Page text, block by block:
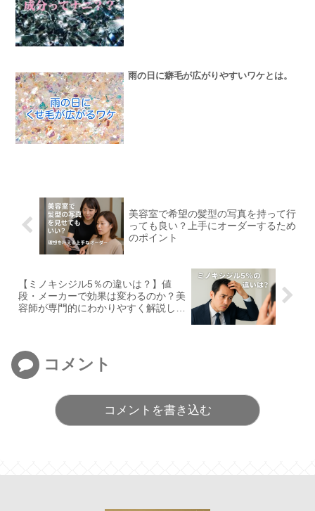
雨の日に癖毛が広がりやすいワケとは。
美容室で希望の髪型の写真を持って行
っても良い？上手にオーダーするため
のポイント
【ミノキシジル5％の違いは？】値
段・メーカーで効果は変わるのか？美
容師が専門的にわかりやすく解説しま
コメント
コメントを書き込む